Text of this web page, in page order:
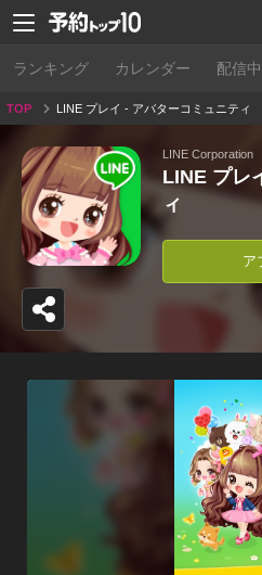
ランキング カレンダー 配信
TOP LINE プレイ - アバターコミュニティ
LINE Corporation
LINE プレイ - アバターコ
ィ
ア